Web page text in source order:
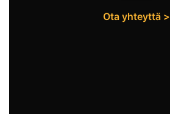
Ota yhteyttä >